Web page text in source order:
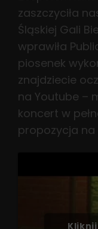
zaszczyciła
Śląskiej Gali
wprawiła
piosenek
znajdziecie
na Youtube –
koncert w
propozycja na